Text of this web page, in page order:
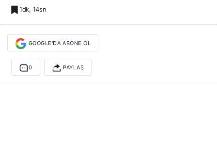
1dk, 14sn
GOOGLE'DA ABONE OL
0 PAYLAŞ